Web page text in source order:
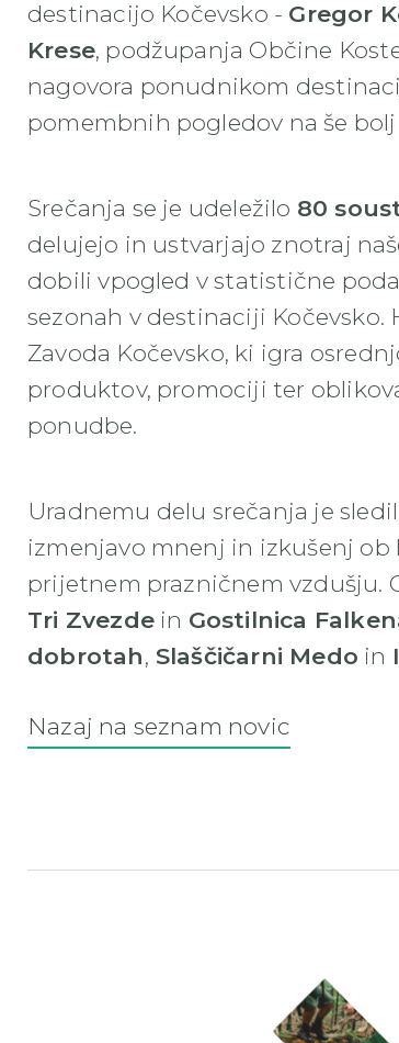
destinacijo Kočevsko - Gregor
Krese, podžupanja Občine
nagovora ponudnikom
pomembnih pogledov na še
Srečanja se je udeležilo 80
delujejo in ustvarjajo znotraj
dobili vpogled v statistične
sezonah v destinaciji
Zavoda Kočevsko, ki igra
produktov, promociji ter
ponudbe.
Uradnemu delu srečanja je
izmenjavo mnenj in izkušenj ob
prijetnem prazničnem vzdušju.
Tri Zvezdein Gostilnica
dobrotah, Slaščičarni Medo in
Nazaj na seznam novic